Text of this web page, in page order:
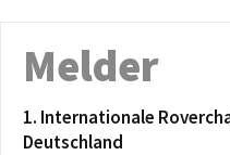
Melder
1. Internationale
Deutschland